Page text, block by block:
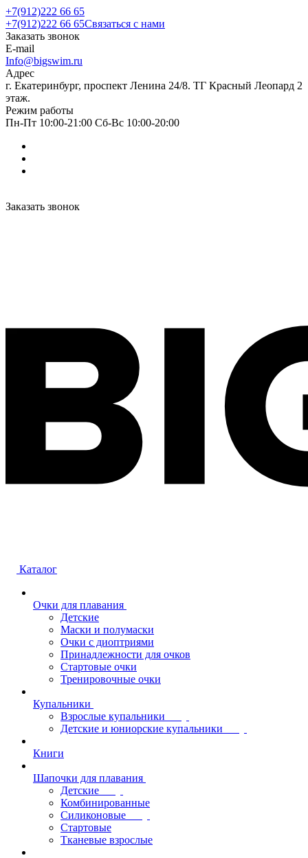
+7(912)222 66 65
+7(912)222 66 65Связаться с нами
Заказать звонок
E-mail
Info@bigswim.ru
Адрес
г. Екатеринбург, проспект Ленина 24/8. ТГ Красный Леопард 2
этаж.
Режим работы
Пн-Пт 10:00-21:00 Сб-Вс 10:00-20:00
Заказать звонок
Каталог
Очки для плавания
Детские
Маски и полумаски
Очки с диоптриями
Принадлежности для очков
Стартовые очки
Тренировочные очки
Купальники
Взрослые купальники
Детские и юниорские купальники
Книги
Шапочки для плавания
Детские
Комбинированные
Силиконовые
Стартовые
Тканевые взрослые